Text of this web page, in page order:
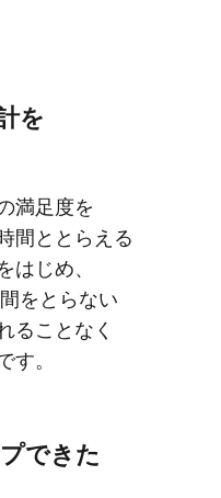
を​
満足度を​
間ととらえる​
はじめ、​
を​とらない​
る​ことなく​
す。
できた